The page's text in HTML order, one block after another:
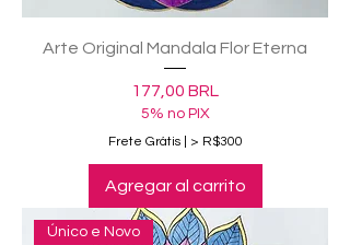
Arte Original Mandala Flor Eterna
Precio
177,00 BRL
5% no PIX
Frete Grátis | > R$300
Agregar al carrito
Único e Novo